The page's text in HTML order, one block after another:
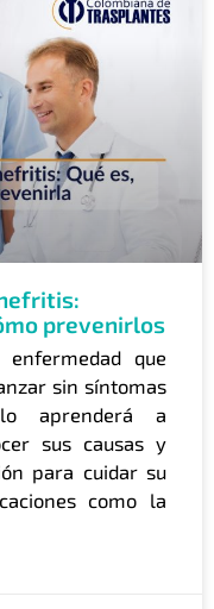
prevenirlos
que
sin síntomas
aprenderá a
sus causas y
para cuidar su
como la